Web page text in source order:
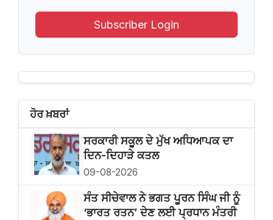
Subscriber Login
ਹੋਰ ਖ਼ਬਰਾਂ
ਸਰਕਾਰੀ ਸਕੂਲ ਦੇ ਮੁੱਖ ਅਧਿਆਪਕ ਦਾ
ਦਿਨ-ਦਿਹਾੜੇ ਕਤਲ
09-08-2026
ਸੰਤ ਸੀਚੇਵਾਲ ਨੇ ਭਗਤ ਪੂਰਨ ਸਿੰਘ ਜੀ ਨੂੰ
‘ਭਾਰਤ ਰਤਨ’ ਦੇਣ ਲਈ ਪ੍ਰਧਾਨ ਮੰਤਰੀ